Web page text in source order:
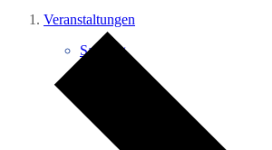
Satzung
Veranstaltungen